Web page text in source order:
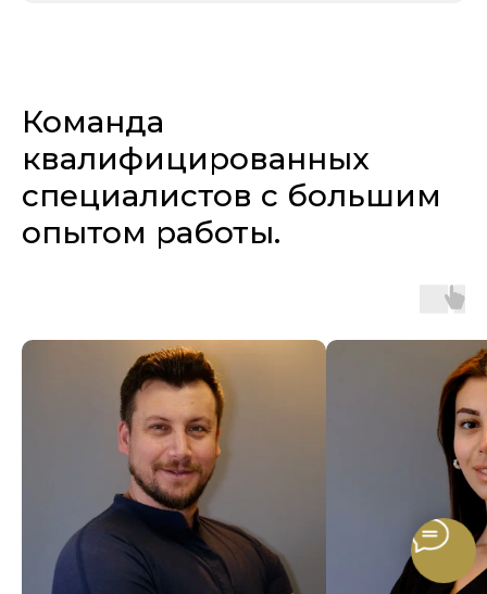
Команда
квалифицированных
специалистов с большим
опытом работы.